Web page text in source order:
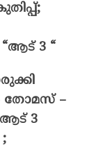
3 “
തോമസ് –
ആട് 3